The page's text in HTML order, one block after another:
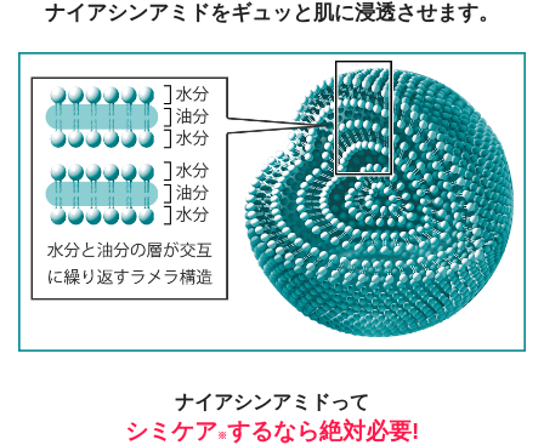
ナイアシンアミドをギュッと肌に浸透させます。
ナイアシンアミドって
シミケア※するなら絶対必要!